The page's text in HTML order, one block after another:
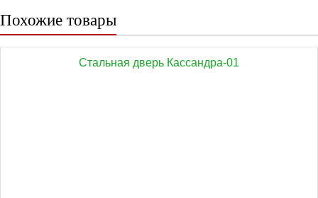
Похожие товары
Стальная дверь Кассандра-01